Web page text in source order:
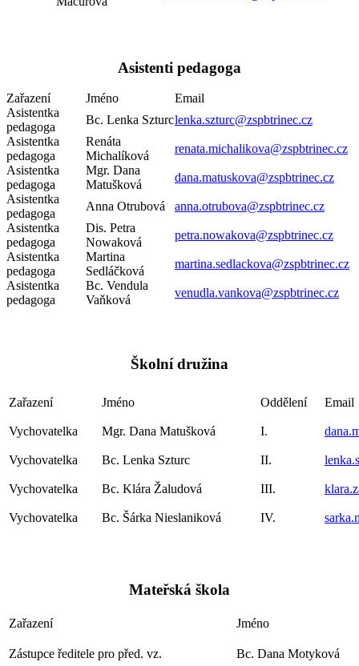
Asistenti pedagoga
Zařazení Jméno
Email
Asistentka
pedagoga
Bc. Lenka Szturclenka.szturc@zspbtrinec.cz
Asistentka
pedagoga
Renáta
Michalíková
renata.michalikova@zspbtrinec.cz
Asistentka
pedagoga
Mgr. Dana
Matušková
dana.matuskova@zspbtrinec.cz
Asistentka
pedagoga
Anna Otrubová
anna.otrubova@zspbtrinec.cz
Asistentka
pedagoga
Dis. Petra
Nowaková
petra.nowakova@zspbtrinec.cz
Asistentka
pedagoga
Martina
Sedláčková
martina.sedlackova@zspbtrinec.cz
Asistentka
pedagoga
Bc. Vendula
Vaňková
venudla.vankova@zspbtrinec.cz
Školní družina
Zařazení Jméno Oddělení Email
Vychovatelka Mgr. Dana Matušková I.
Vychovatelka Bc. Lenka Szturc II.
Vychovatelka Bc. Klára Žaludová III.
Vychovatelka Bc. Šárka Nieslaniková IV.
Mateřská škola
Zařazení Jméno
Zástupce ředitele pro před. vz. Bc. Dana Motyková